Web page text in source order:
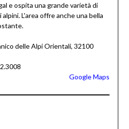
e ospita una grande varietà di
L'area offre anche una bella
delle Alpi Orientali, 32100
Google Maps